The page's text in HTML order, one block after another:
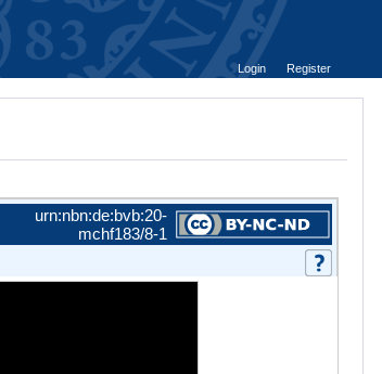
Login
Register